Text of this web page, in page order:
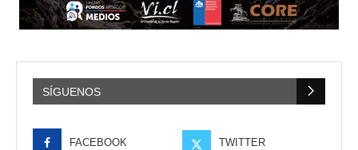
SÍGUENOS
FACEBOOK TWITTER